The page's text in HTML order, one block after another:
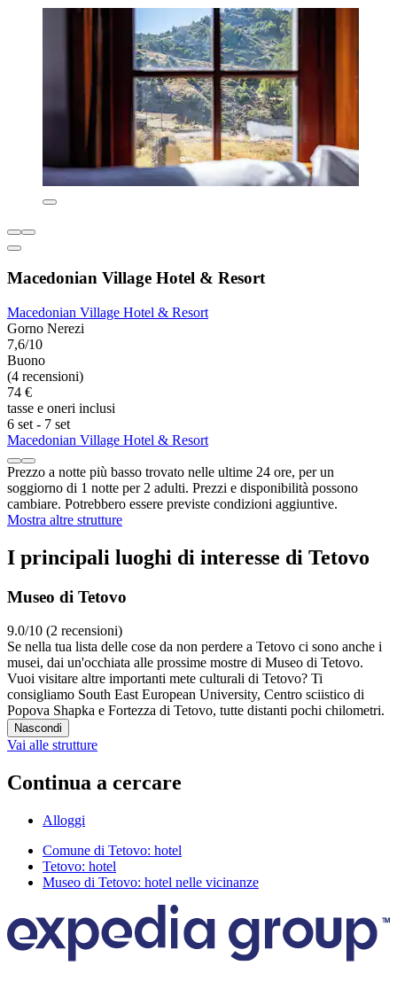
Macedonian Village Hotel & Resort
Macedonian Village Hotel & Resort
Gorno Nerezi
7,6/10
Buono
(4 recensioni)
74 €
tasse e oneri inclusi
6 set - 7 set
Macedonian Village Hotel & Resort
Prezzo a notte più basso trovato nelle ultime 24 ore, per un
soggiorno di 1 notte per 2 adulti. Prezzi e disponibilità possono
cambiare. Potrebbero essere previste condizioni aggiuntive.
Mostra altre strutture
I principali luoghi di interesse di Tetovo
Museo di Tetovo
9.0/10 (2 recensioni)
Se nella tua lista delle cose da non perdere a Tetovo ci sono anche i
musei, dai un'occhiata alle prossime mostre di Museo di Tetovo.
Vuoi visitare altre importanti mete culturali di Tetovo? Ti
consigliamo South East European University, Centro sciistico di
Popova Shapka e Fortezza di Tetovo, tutte distanti pochi chilometri.
Nascondi
Vai alle strutture
Continua a cercare
Alloggi
Comune di Tetovo: hotel
Tetovo: hotel
Museo di Tetovo: hotel nelle vicinanze